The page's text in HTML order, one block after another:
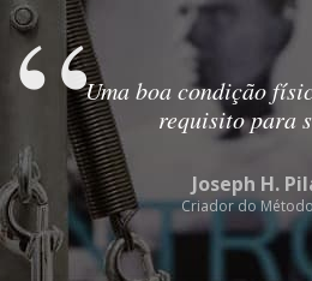
Uma boa condição
requisito para
Joseph H.
Criador do